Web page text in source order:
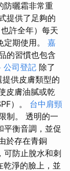
防曬霜非常重
提供了足夠的
許全年）每天
期使用。 嘉
的習慣也包含
公司登記 除了
供皮膚類型的
皮膚油膩或乾
）。 台中肩頸
制。 透明的一
平衡音調，並促
於存在青銅
可防止脫水和刺
乾淨的臉上，並